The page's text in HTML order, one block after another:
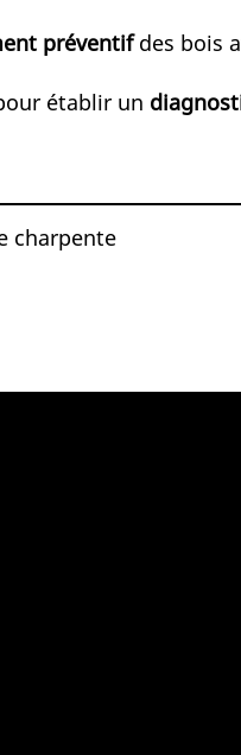
préventifdes bois
établir un
charpente